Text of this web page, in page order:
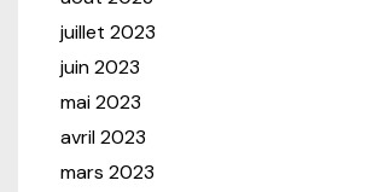
juillet 2023
juin 2023
mai 2023
avril 2023
mars 2023